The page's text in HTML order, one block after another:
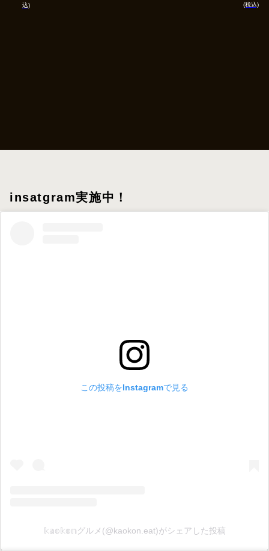
込)
(税込)
insatgram実施中！
この投稿をInstagramで見る
𝕜𝕒𝕠𝕜𝕠𝕟グルメ(@kaokon.eat)がシェアした投稿